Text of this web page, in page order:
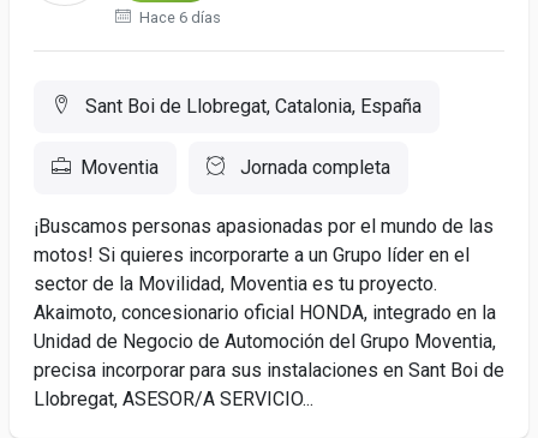
Hace 6 días
Sant Boi de Llobregat, Catalonia, España
Moventia Jornada completa
¡Buscamos personas apasionadas por el mundo de las
motos! Si quieres incorporarte a un Grupo líder en el
sector de la Movilidad, Moventia es tu proyecto.
Akaimoto, concesionario oficial HONDA, integrado en la
Unidad de Negocio de Automoción del Grupo Moventia,
precisa incorporar para sus instalaciones en Sant Boi de
Llobregat, ASESOR/A SERVICIO...